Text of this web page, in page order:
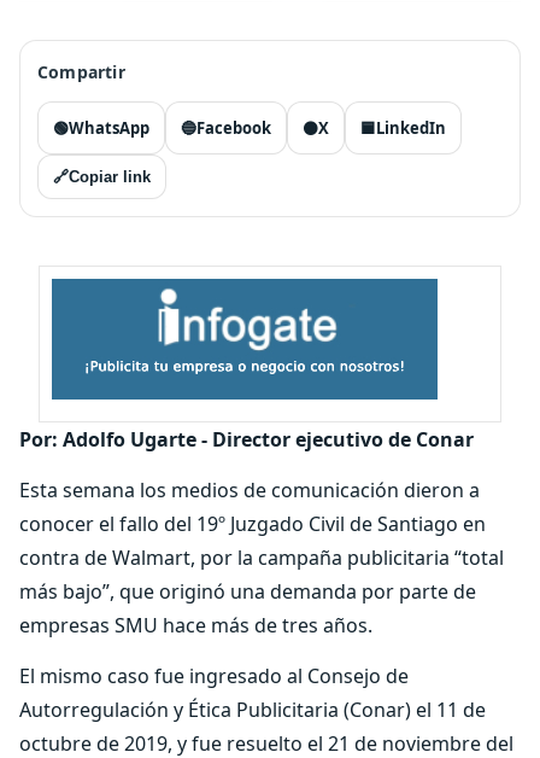
Compartir
🟢WhatsApp 🔵Facebook ⚫X 🟦LinkedIn
🔗Copiar link
Por: Adolfo Ugarte - Director ejecutivo de Conar
Esta semana los medios de comunicación dieron a
conocer el fallo del 19º Juzgado Civil de Santiago en
contra de Walmart, por la campaña publicitaria “total
más bajo”, que originó una demanda por parte de
empresas SMU hace más de tres años.
El mismo caso fue ingresado al Consejo de
Autorregulación y Ética Publicitaria (Conar) el 11 de
octubre de 2019, y fue resuelto el 21 de noviembre del